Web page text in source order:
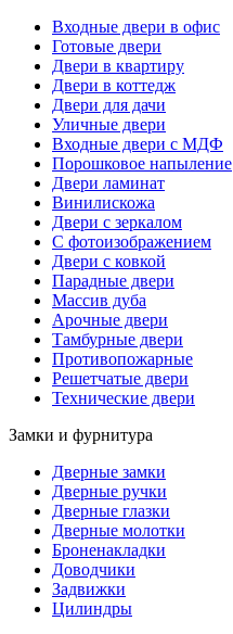
Входные двери в офис
Готовые двери
Двери в квартиру
Двери в коттедж
Двери для дачи
Уличные двери
Входные двери с МДФ
Порошковое напыление
Двери ламинат
Винилискожа
Двери с зеркалом
С фотоизображением
Двери с ковкой
Парадные двери
Массив дуба
Арочные двери
Тамбурные двери
Противопожарные
Решетчатые двери
Технические двери
Замки и фурнитура
Дверные замки
Дверные ручки
Дверные глазки
Дверные молотки
Броненакладки
Доводчики
Задвижки
Цилиндры